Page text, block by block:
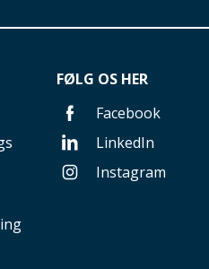
FØLG OS HER
Facebook
LinkedIn
Instagram